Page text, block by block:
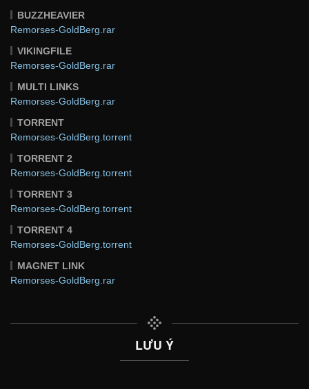
BUZZHEAVIER
Remorses-GoldBerg.rar
VIKINGFILE
Remorses-GoldBerg.rar
MULTI LINKS
Remorses-GoldBerg.rar
TORRENT
Remorses-GoldBerg.torrent
TORRENT 2
Remorses-GoldBerg.torrent
TORRENT 3
Remorses-GoldBerg.torrent
TORRENT 4
Remorses-GoldBerg.torrent
MAGNET LINK
Remorses-GoldBerg.rar
LƯU Ý